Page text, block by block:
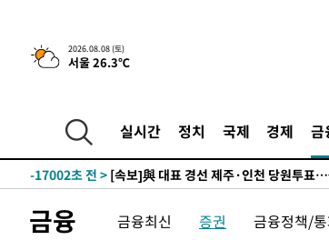
2026.08.08 (토)
서울 26.3℃
실시간 정치 국제 경제 금
9시간 전 >[속보]뉴욕증시 상승 마감…S&P 0.6% 나스
-17767초 전 >
한민수·김용 순
-17720초 전 >
[속보]김민석, 與 전대 당원투표 누적 득
청래 44.56%
-17002초 전 > [속보]與 대표 경선 제주·인천 당원투
42.08%·宋 10.17%
-16536초 전 >이강인 "아틀레티코 이적 기뻐…등번호 7
것"
-16471초 전 >
[속보]與 당대표 경선, 제주·인천 권리당
금융 금융최신 증권 금융정책/